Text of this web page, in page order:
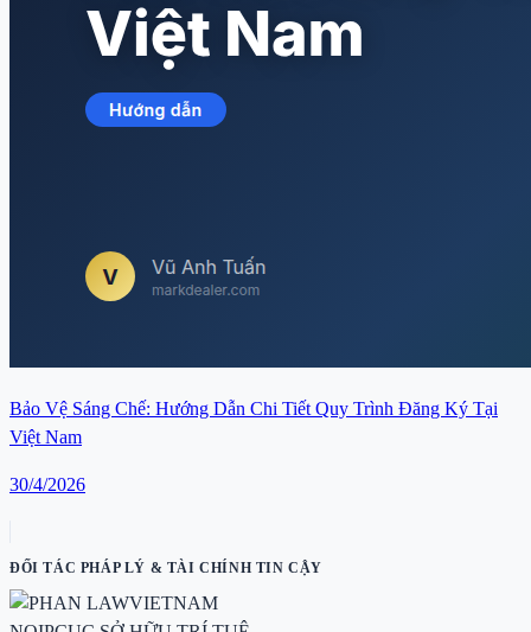
Bảo Vệ Sáng Chế: Hướng Dẫn Chi Tiết Quy Trình Đăng Ký Tại
Việt Nam
30/4/2026
ĐỐI TÁC PHÁP LÝ & TÀI CHÍNH TIN CẬY
VIETNAM